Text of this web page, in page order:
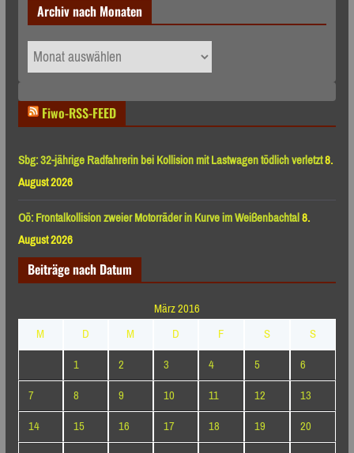
Archiv nach Monaten
Archiv
nach
Fiwo-RSS-FEED
Sbg: 32-jährige Radfahrerin bei Kollision mit Lastwagen tödlich verletzt8.
August 2026
Oö: Frontalkollision zweier Motorräder in Kurve im Weißenbachtal8.
August 2026
Beiträge nach Datum
März 2016
M
D M D F S
S
1
2 3 4 5
6
7
8 9 10 11 12
13
14
15 16 17 18 19
20